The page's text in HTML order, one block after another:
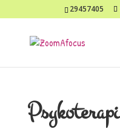
29457405
Psykoterapi